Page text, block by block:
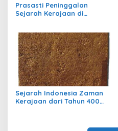
Prasasti Peninggalan
Sejarah Kerajaan di
Sejarah Indonesia Zaman
Kerajaan dari Tahun 400